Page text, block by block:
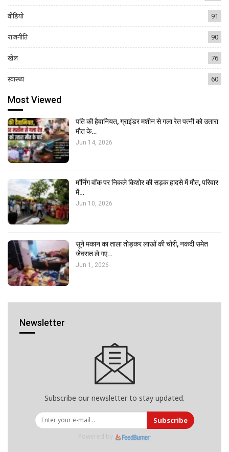
वीडियो 91
राजनीति 90
खेल 76
स्वास्थ्य 60
Most Viewed
पति की हैवानियत, ग्राइंडर मशीन से गला रेत पत्नी को उतारा
मौत के…
Jun 14, 2026
मॉर्निंग वॉक पर निकले किशोर की सड़क हादसे में मौत, परिवार
में…
Jun 10, 2026
सूने मकान का ताला तोड़कर लाखों की चोरी, नकदी समेत
जेवरात ले गए…
Jun 1, 2026
Newsletter
Subscribe our newsletter to stay updated.
Subscribe